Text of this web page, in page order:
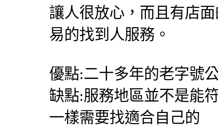
讓人很放心，而且有店
易的找到人服務。
優點:二十多年的老字號
缺點:服務地區並不是能
一樣需要找適合自己的